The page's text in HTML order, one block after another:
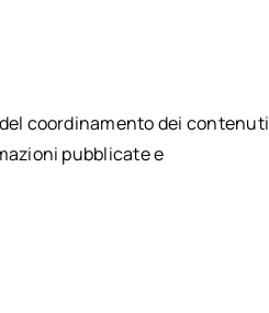
coordinamento dei contenuti
pubblicate e